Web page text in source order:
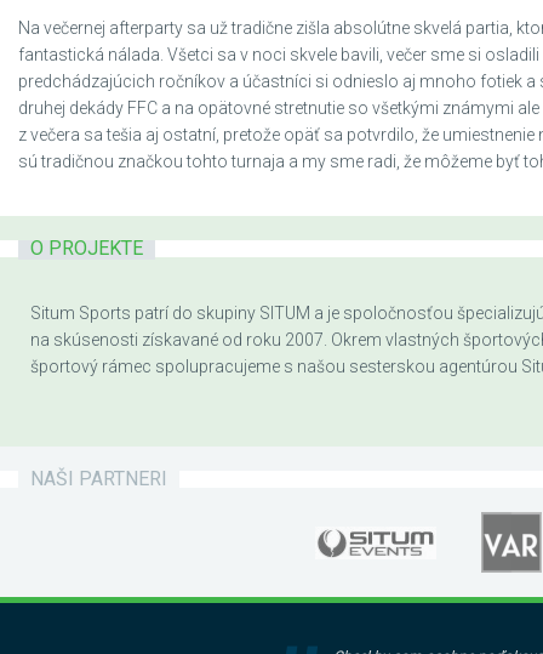
Na večernej afterparty sa už tradične zišla absolútne skvelá partia,
fantastická nálada. Všetci sa v noci skvele bavili, večer sme si
predchádzajúcich ročníkov a účastníci si odnieslo aj mnoho fotiek
druhej dekády FFC a na opätovné stretnutie so všetkými známymi
z večera sa tešia aj ostatní, pretože opäť sa potvrdilo, že
sú tradičnou značkou tohto turnaja a my sme radi, že môžeme byť
O PROJEKTE
Situm Sports patrí do skupiny SITUM a je spoločnosťou
na skúsenosti získavané od roku 2007. Okrem vlastných
športový rámec spolupracujeme s našou sesterskou agentúrou
NAŠI PARTNERI